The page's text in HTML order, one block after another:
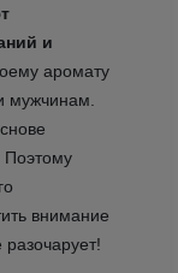
и
аромату
мужчинам.
Поэтому
внимание